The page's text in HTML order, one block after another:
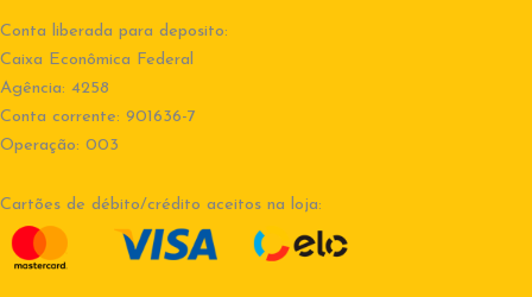
Conta liberada para deposito:
Caixa Econômica Federal
Agência: 4258
Conta corrente: 901636-7
Operação: 003
Cartões de débito/crédito aceitos na loja: